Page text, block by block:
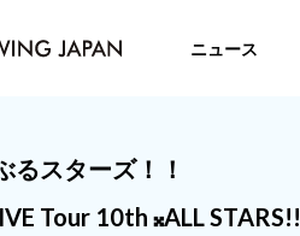
ニュース
るスターズ！！
Tour 10th 𝄪ALL STARS!!